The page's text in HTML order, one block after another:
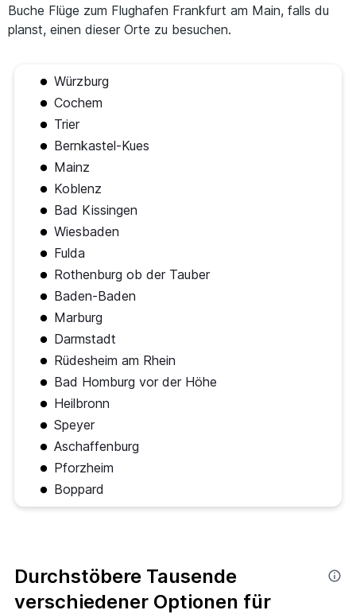
Buche Flüge zum Flughafen Frankfurt am Main, falls du
planst, einen dieser Orte zu besuchen.
Würzburg
Cochem
Trier
Bernkastel-Kues
Mainz
Koblenz
Bad Kissingen
Wiesbaden
Fulda
Rothenburg ob der Tauber
Baden-Baden
Marburg
Darmstadt
Rüdesheim am Rhein
Bad Homburg vor der Höhe
Heilbronn
Speyer
Aschaffenburg
Pforzheim
Boppard
Durchstöbere Tausende
verschiedener Optionen für